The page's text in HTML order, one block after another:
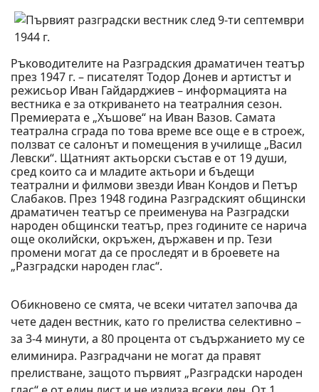
Ръководителите на Разградския драматичен театър
през 1947 г. – писателят Тодор Донев и артистът и
режисьор Иван Гайдарджиев – информацията на
вестника е за откриването на театралния сезон.
Премиерата е „Хъшове“ на Иван Вазов. Самата
театрална сграда по това време все още е в строеж,
ползват се салонът и помещения в училище „Васил
Левски“. Щатният актьорски състав е от 19 души,
сред които са и младите актьори и бъдещи
театрални и филмови звезди Иван Кондов и Петър
Слабаков. През 1948 година Разградският общински
драматичен театър се преименува на Разградски
народен общински театър, през годините се нарича
още околийски, окръжен, държавен и пр. Тези
промени могат да се проследят и в броевете на
„Разградски народен глас“.
Обикновено се смята, че всеки читател започва да
чете даден вестник, като го прелиства селективно –
за 3-4 минути, а 80 процента от съдържанието му се
елиминира. Разградчани не могат да правят
прелистване, защото първият „Разградски народен